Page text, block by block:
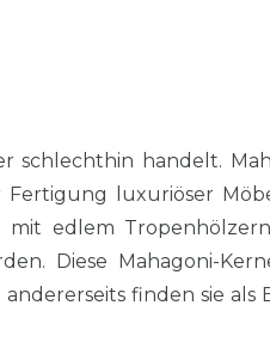
schlechthin handelt.
Fertigung luxuriöser
edlem
Diese Mahagoni-
finden sie